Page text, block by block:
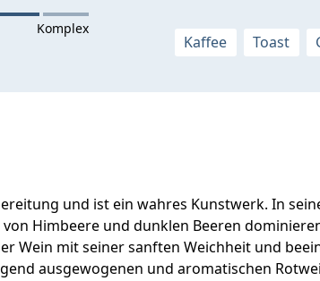
Kaffee Toast
und ist ein wahres Kunstwerk. In
Himbeere und dunklen Beeren
Wein mit seiner sanften Weichheit und
ausgewogenen und aromatischen